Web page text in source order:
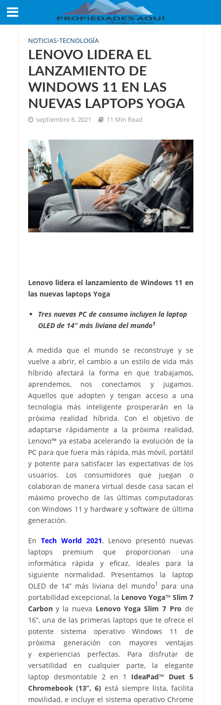
NOTICIAS•TECNOLOGÍA
LENOVO LIDERA EL
LANZAMIENTO DE
WINDOWS 11 EN LAS
NUEVAS LAPTOPS YOGA
septiembre 8, 2021 11 Min Read
Lenovo lidera el lanzamiento de Windows 11 en
las nuevas laptops Yoga
Tres nuevas PC de consumo incluyen la laptop
OLED de 14” más liviana del mundo1
A medida que el mundo se reconstruye y se
vuelve a abrir, el cambio a un estilo de vida más
híbrido afectará la forma en que trabajamos,
aprendemos, nos conectamos y jugamos.
Aquellos que adopten y tengan acceso a una
tecnología más inteligente prosperarán en la
próxima realidad híbrida. Con el objetivo de
adaptarse rápidamente a la próxima realidad,
Lenovo™ ya estaba acelerando la evolución de la
PC para que fuera más rápida, más móvil, portátil
y potente para satisfacer las expectativas de los
usuarios. Los consumidores que juegan o
colaboran de manera virtual desde casa sacan el
máximo provecho de las últimas computadoras
con Windows 11 y hardware y software de última
generación.
En Tech World 2021, Lenovo presentó nuevas
laptops premium que proporcionan una
informática rápida y eficaz, ideales para la
siguiente normalidad. Presentamos la laptop
OLED de 14” más liviana del mundo1
para una
portabilidad excepcional, la Lenovo Yoga™ Slim 7
Carbony la nueva Lenovo Yoga Slim 7 Pro de
16”, una de las primeras laptops que te ofrece el
potente sistema operativo Windows 11 de
próxima generación con mayores ventajas
y experiencias perfectas. Para disfrutar de
versatilidad en cualquier parte, la elegante
laptop desmontable 2 en 1 IdeaPad™ Duet 5
Chromebook (13”, 6) está siempre lista, facilita
movilidad, e incluye el sistema operativo Chrome